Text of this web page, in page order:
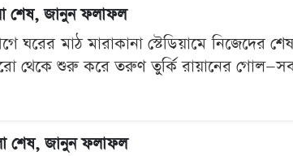
শেষ, জানুন ফলাফল
মাঠ মারাকানা স্টেডিয়ামে নিজেদের
থেকে শুরু করে তরুণ তুর্কি রায়ানের
শেষ, জানুন ফলাফল